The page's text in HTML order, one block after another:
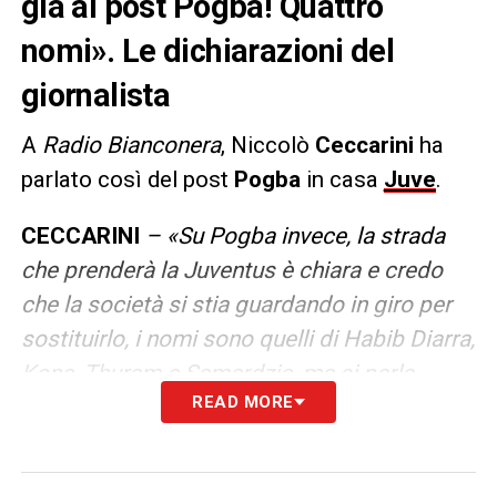
nomi». Le dichiarazioni del
giornalista
A Radio Bianconera, Niccolò Ceccarini ha
parlato così del post Pogba in casa Juve.
CECCARINI – «Su Pogba invece, la strada
che prenderà la Juventus è chiara e credo
che la società si stia guardando in giro per
sostituirlo, i nomi sono quelli di Habib Diarra,
Kone, Thuram e Samardzic, ma si parla
comunque di operazioni che verranno
READ MORE